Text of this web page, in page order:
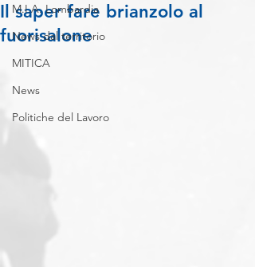
M.I.A. Lombardia
News dal territorio
MITICA
News
Politiche del Lavoro
Il saper fare brianzolo al
fuorisalone